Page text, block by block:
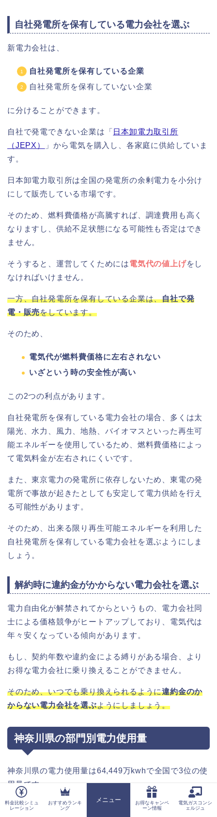
自社発電所を保有している電力会社を選ぶ
新電力会社は、
自社発電所を保有している企業
自社発電所を保有していない企業
に分けることができます。
自社で発電できない企業は「 日本卸電力取引所
（JEPX）
」から電気を購入し、各家庭に供給していま
す。
日本卸電力取引所は全国の発電所の余剰電力を小分け
にして販売している市場です。
そのため、燃料費価格が高騰すれば、調達費用も高く
なりますし、供給不足状態になる可能性も否定はでき
ません。
そうすると、運営してくためには電気代の値上げをし
なければいけません。
一方、自社発電所を保有している企業は、自社で発
電・販売をしています。
そのため、
電気代が燃料費価格に左右されない
いざという時の安全性が高い
この2つの利点があります。
自社発電所を保有している電力会社の場合、多くは太
陽光、水力、風力、地熱、バイオマスといった再生可
能エネルギーを使用しているため、燃料費価格によっ
て電気料金が左右されにくいです。
また、東京電力の発電所に依存しないため、東電の発
電所で事故が起きたとしても安定して電力供給を行え
る可能性があります。
そのため、出来る限り再生可能エネルギーを利用した
自社発電所を保有している電力会社を選ぶようにしま
しょう。
解約時に違約金がかからない電力会社を選ぶ
電力自由化が解禁されてからというもの、電力会社同
士による価格競争がヒートアップしており、電気代は
年々安くなっている傾向があります。
もし、契約年数や違約金による縛りがある場合、より
お得な電力会社に乗り換えることができません。
そのため、いつでも乗り換えられるように違約金のか
からない電力会社を選ぶようにしましょう。
神奈川県の部門別電力使用量
神奈川県の電力使用量は64,449万kwhで全国で3位の使
用量です。
部門別に分けると、
料金比較シミュ
レーション
おすすめランキ
ング
メニュー
お得なキャンペ
ーン情報
電気ガスコンシ
ェルジュ